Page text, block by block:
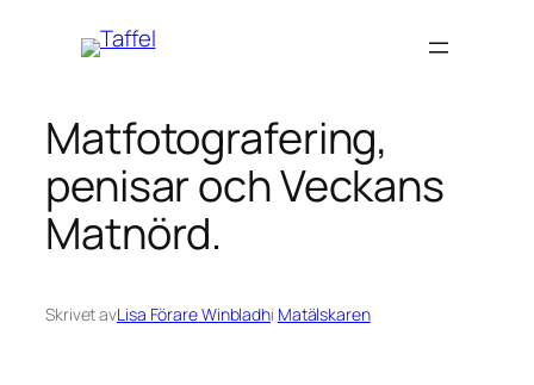
Matfotografering,
penisar och Veckans
Matnörd.
Skrivet avLisa Förare Winbladhi Matälskaren